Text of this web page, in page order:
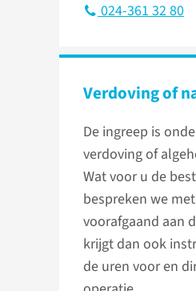
024-361 32 80
Verdoving of
De ingreep is
verdoving of
Wat voor u de
bespreken we
voorafgaand aan
krijgt dan ook
de uren voor en